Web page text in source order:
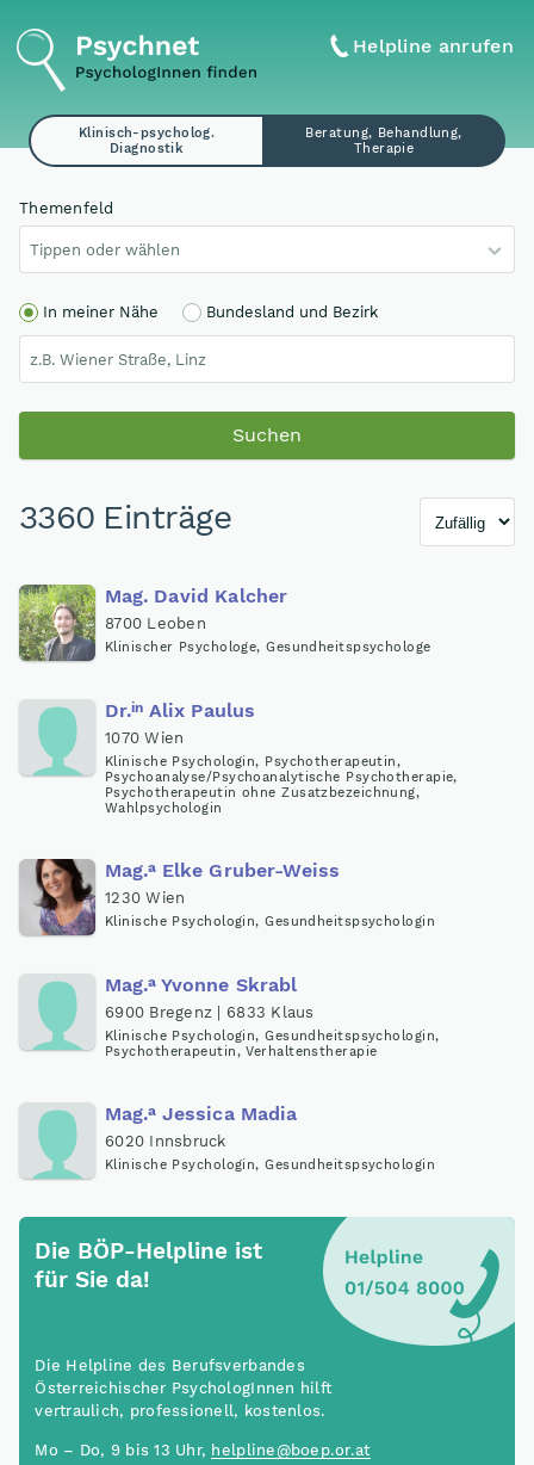
Helpline anrufen
Klinisch-psycholog.
Diagnostik
Beratung, Behandlung,
Therapie
Themenfeld
Tippen oder wählen
In meiner Nähe Bundesland und Bezirk
Suchen
3360 Einträge
Mag. David Kalcher
8700 Leoben
Klinischer Psychologe, Gesundheitspsychologe
Dr.inAlix Paulus
1070 Wien
Klinische Psychologin, Psychotherapeutin,
Psychoanalyse/Psychoanalytische Psychotherapie,
Psychotherapeutin ohne Zusatzbezeichnung,
Wahlpsychologin
Mag.aElke Gruber-Weiss
1230 Wien
Klinische Psychologin, Gesundheitspsychologin
Mag.aYvonne Skrabl
6900 Bregenz | 6833 Klaus
Klinische Psychologin, Gesundheitspsychologin,
Psychotherapeutin, Verhaltenstherapie
Mag.aJessica Madia
6020 Innsbruck
Klinische Psychologin, Gesundheitspsychologin
Die BÖP-Helpline ist
für Sie da!
Die Helpline des Berufsverbandes
Österreichischer PsychologInnen hilft
vertraulich, professionell, kostenlos.
Mo – Do, 9 bis 13 Uhr, helpline@boep.or.at